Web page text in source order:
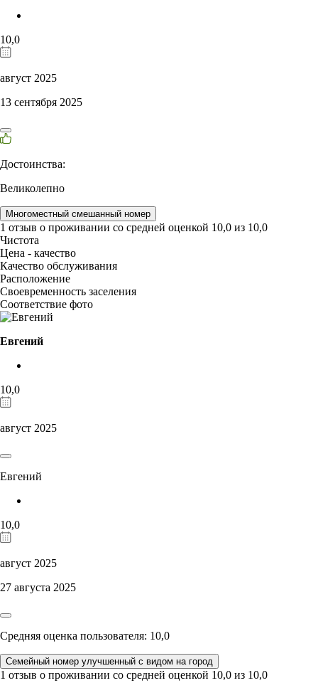
10,0
август 2025
13 сентября 2025
Достоинства:
Великолепно
Многоместный смешанный номер
1 отзыв о проживании со средней оценкой 10,0 из 10,0
Чистота
Цена - качество
Качество обслуживания
Расположение
Своевременность заселения
Соответствие фото
Евгений
10,0
август 2025
Евгений
10,0
август 2025
27 августа 2025
Средняя оценка пользователя: 10,0
Семейный номер улучшенный с видом на город
1 отзыв о проживании со средней оценкой 10,0 из 10,0